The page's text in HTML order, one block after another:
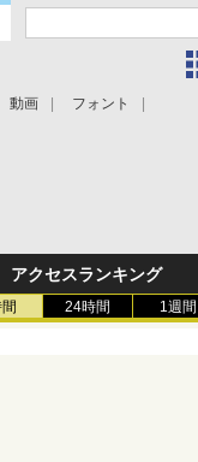
動画 フォント
アクセスランキング
24時間 1週間